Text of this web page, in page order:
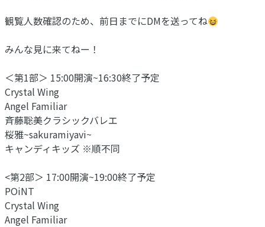
観覧人数確認のため、前日までにDMを送ってね
みんな見に来てねー！
＜第1部＞ 15:00開演~16:30終了予定
Crystal Wing
Angel Familiar
斉藤聡美クラシックバレエ
桜雅~sakuramiyavi~
キャンディキッズ ※順不同
<第2部＞ 17:00開演~19:00終了予定
POiNT
Crystal Wing
Angel Familiar